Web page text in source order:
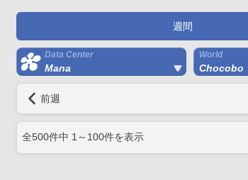
週間
Data Center
Mana
World
Chocobo
前週
全500件中 1 ～ 100件を表示